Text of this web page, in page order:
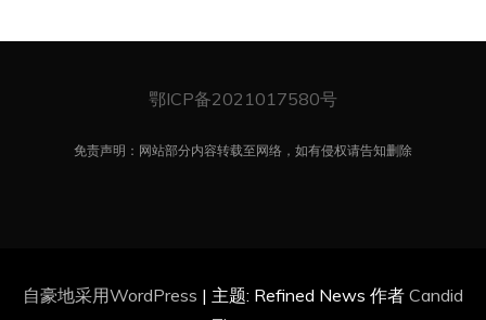
鄂ICP备2021017580号
免责声明：网站部分内容转载至网络，如有侵权请告知删除
自豪地采用WordPress | 主题: Refined News 作者 Candid